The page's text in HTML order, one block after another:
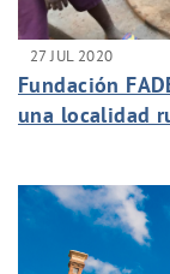
27 JUL 2020
Fundación
una localidad